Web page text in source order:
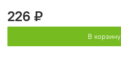
226 ₽
В корзину